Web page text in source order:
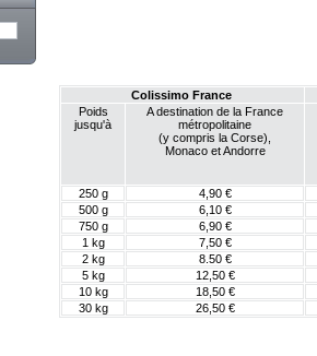
Colissimo France
Poids
jusqu'à
A destination de la France
métropolitaine
(y compris la Corse),
Monaco et Andorre
250 g
4,90 €
500 g
6,10 €
750 g
6,90 €
1 kg
7,50 €
2 kg
8.50 €
5 kg
12,50 €
10 kg
18,50 €
30 kg
26,50 €